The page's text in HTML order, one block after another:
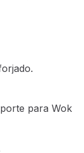
Wok Butano